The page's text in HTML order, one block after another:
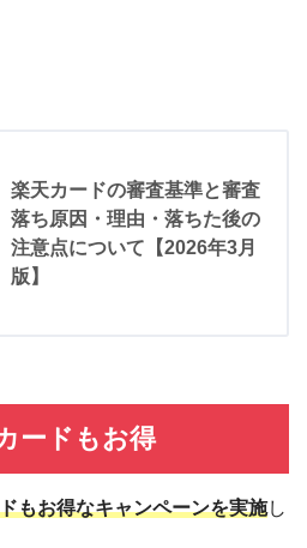
楽天カードの審査基準と審査
落ち原因・理由・落ちた後の
注意点について【2026年3月
版】
ードもお得
もお得なキャンペーンを実施し